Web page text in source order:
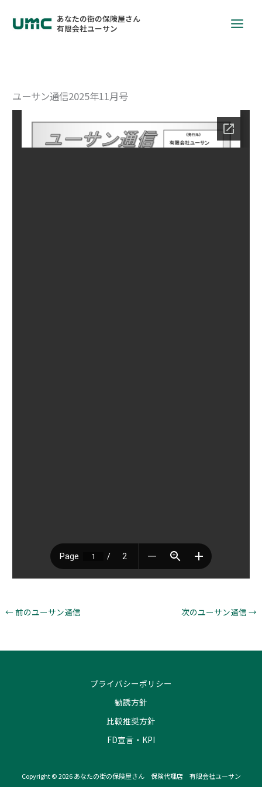
あなたの街の保険屋さん
有限会社ユーサン
ユーサン通信2025年11月号
←前のユーサン通信 次のユーサン通信 →
プライバシーポリシー
勧誘方針
比較推奨方針
FD宣言・KPI
Copyright © 2026 あなたの街の保険屋さん 保険代理店 有限会社ユーサン